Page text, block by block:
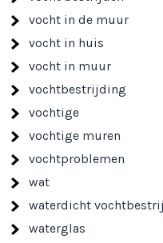
vocht in de muur
vocht in huis
vocht in muur
vochtbestrijding
vochtige
vochtige muren
vochtproblemen
wat
waterdicht
waterglas